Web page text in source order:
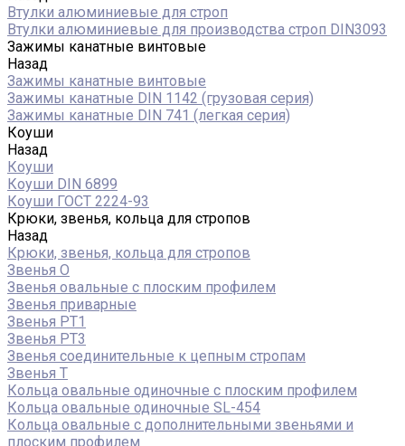
Втулки алюминиевые для строп
Втулки алюминиевые для производства строп DIN3093
Зажимы канатные винтовые
Назад
Зажимы канатные винтовые
Зажимы канатные DIN 1142 (грузовая серия)
Зажимы канатные DIN 741 (легкая серия)
Коуши
Назад
Коуши
Коуши DIN 6899
Коуши ГОСТ 2224-93
Крюки, звенья, кольца для стропов
Назад
Крюки, звенья, кольца для стропов
Звенья О
Звенья овальные с плоским профилем
Звенья приварные
Звенья РТ1
Звенья РТ3
Звенья соединительные к цепным стропам
Звенья Т
Кольца овальные одиночные c плоским профилем
Кольца овальные одиночные SL-454
Кольца овальные с дополнительными звеньями и
плоским профилем